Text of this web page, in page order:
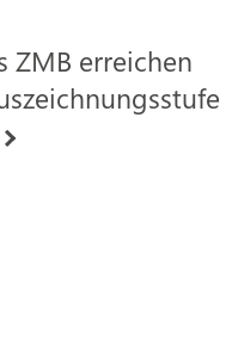
ZMB erreichen